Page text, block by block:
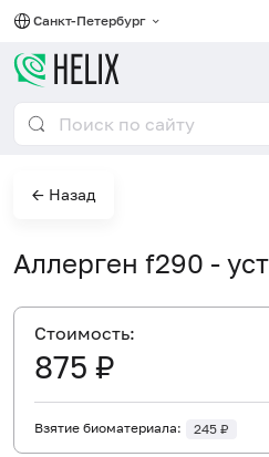
Санкт-Петербург
← Назад
Аллерген f290 -
Cтоимость:
875 ₽
Взятие биоматериала: 245 ₽